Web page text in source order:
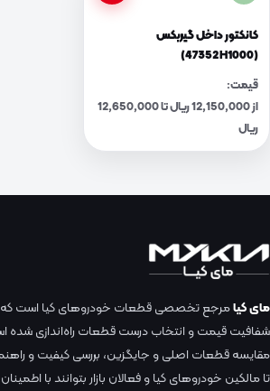
کانکتور داخل گیربکس
(47352H1000)
قیمت:
از 12,150,000 ریال تا 12,650,000
ریال
مای کیامرجع تخصصی قطعات خودروهای کیا است
شفافیت قیمت و انتخاب درست قطعات راه‌اندازی شده
مقایسه قطعات اصلی و جایگزین، بررسی کیفیت و
تا مالکین خودروهای کیا و فعالان بازار بتوانند با